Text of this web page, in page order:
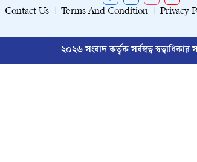
Contact Us Terms And Condition Privacy
২০২৬ সংবাদ কর্তৃক সর্বস্বত্ব স্বত্বাধিকার